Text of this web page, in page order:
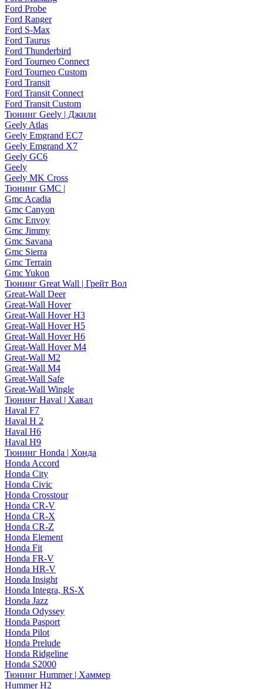
Ford Probe
Ford Ranger
Ford S-Max
Ford Taurus
Ford Thunderbird
Ford Tourneo Connect
Ford Tourneo Custom
Ford Transit
Ford Transit Connect
Ford Transit Custom
Тюнинг Geely | Джили
Geely Atlas
Geely Emgrand EC7
Geely Emgrand X7
Geely GC6
Geely
Geely MK Cross
Тюнинг GMC |
Gmc Acadia
Gmc Canyon
Gmc Envoy
Gmc Jimmy
Gmc Savana
Gmc Sierra
Gmc Terrain
Gmc Yukon
Тюнинг Great Wall | Грейт Вол
Great-Wall Deer
Great-Wall Hover
Great-Wall Hover H3
Great-Wall Hover H5
Great-Wall Hover H6
Great-Wall Hover M4
Great-Wall M2
Great-Wall M4
Great-Wall Safe
Great-Wall Wingle
Тюнинг Haval | Хавал
Haval F7
Haval H 2
Haval H6
Haval H9
Тюнинг Honda | Хонда
Honda Accord
Honda City
Honda Civic
Honda Crosstour
Honda CR-V
Honda CR-X
Honda CR-Z
Honda Element
Honda Fit
Honda FR-V
Honda HR-V
Honda Insight
Honda Integra, RS-X
Honda Jazz
Honda Odyssey
Honda Pasport
Honda Pilot
Honda Prelude
Honda Ridgeline
Honda S2000
Тюнинг Hummer | Хаммер
Hummer H2